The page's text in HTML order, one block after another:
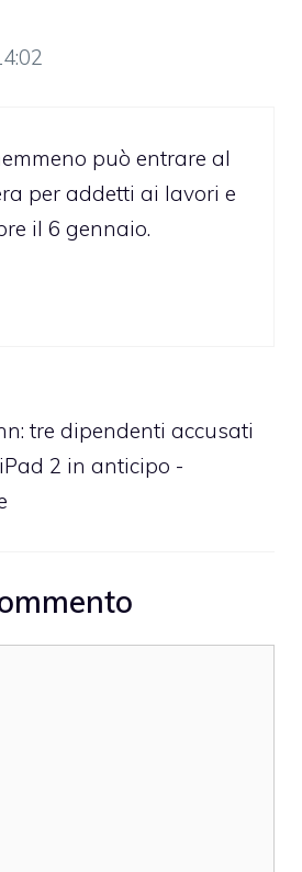
può entrare al
per addetti ai lavori e
il 6 gennaio.
tre dipendenti accusati
2 in anticipo -